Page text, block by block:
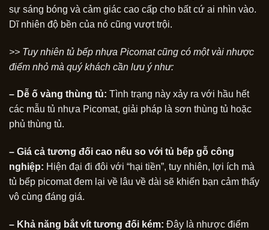
sự sáng bóng và cảm giác cao cấp cho bất cứ ai nhìn vào.
Dĩ nhiên độ bền của nó cũng vượt trội.
>> Tuy nhiên tủ bếp nhựa Picomat cũng có một vài nhược
điểm nhỏ mà quý khách cần lưu ý như:
– Dễ ố vàng thùng tủ: Tình trạng này xảy ra với hầu hết
các mẫu tủ nhựa Picomat, giải pháp là sơn thùng tủ hoặc
phủ thùng tủ.
– Giá cả tương đối cao nếu so với tủ bếp gỗ công
nghiệp: Hiện đại đi đôi với “hại tiền”, tuy nhiên, lợi ích mà
tủ bếp picomat đem lại về lâu về dài sẽ khiến bạn cảm thấy
vô cùng đáng giá.
– Khả năng bắt vít tương đối kém: Đây là nhược điểm